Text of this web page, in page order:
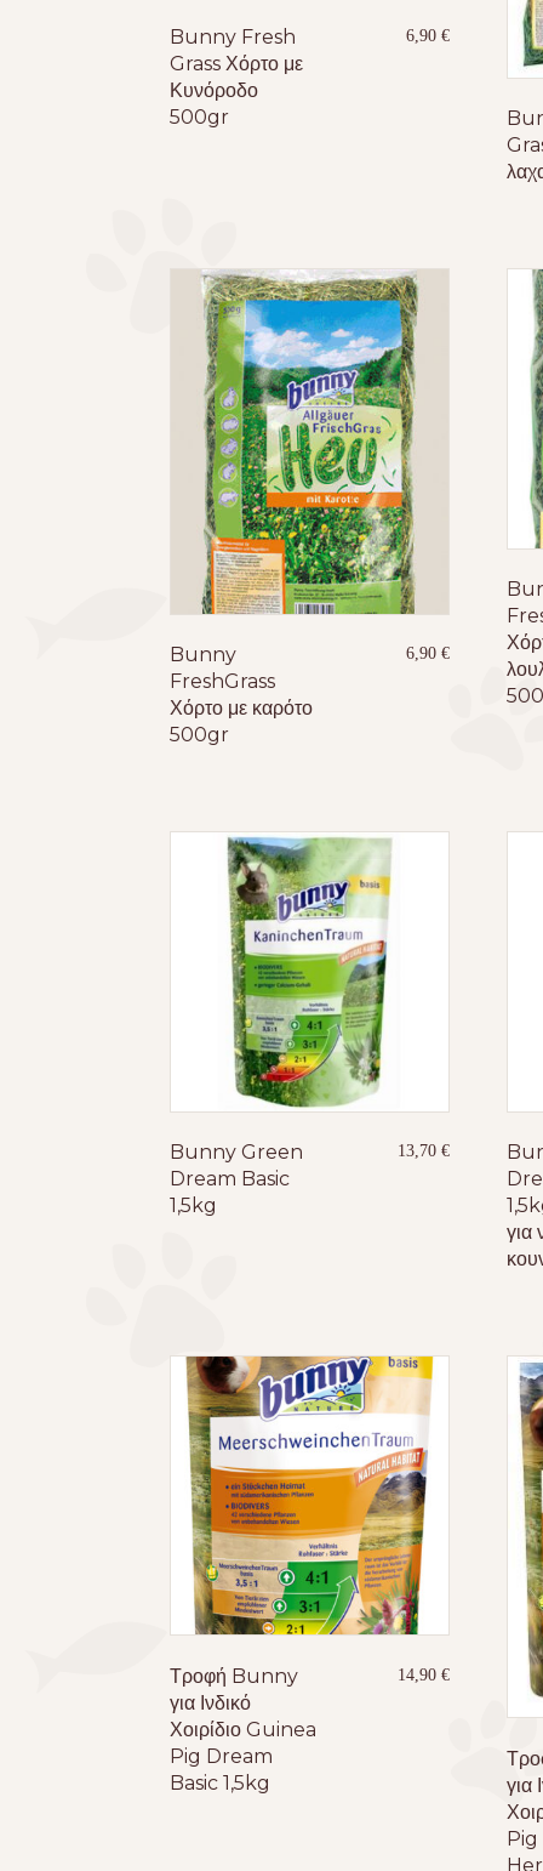
Bunny Fresh
Grass Χόρτο με
Κυνόροδο
500gr
6,90€
Bunny
FreshGrass
Χόρτο με καρότο
500gr
6,90€
Bunny Green
Dream Basic
1,5kg
13,70€
για
Τροφή Bunny
για Ινδικό
Χοιρίδιο Guinea
Pig Dream
Basic 1,5kg
14,90€
για